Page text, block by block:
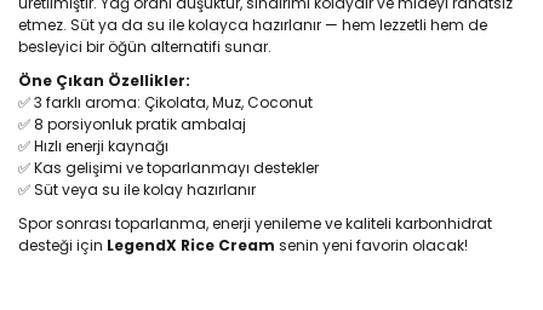
etmez. Süt ya da su ile kolayca hazırlanır — hem lezzetli hem de
besleyici bir öğün alternatifi sunar.
Öne Çıkan Özellikler:
✅ 3 farklı aroma: Çikolata, Muz, Coconut
✅ 8 porsiyonluk pratik ambalaj
✅ Hızlı enerji kaynağı
✅ Kas gelişimi ve toparlanmayı destekler
✅ Süt veya su ile kolay hazırlanır
Spor sonrası toparlanma, enerji yenileme ve kaliteli karbonhidrat
desteği için LegendX Rice Cream senin yeni favorin olacak!